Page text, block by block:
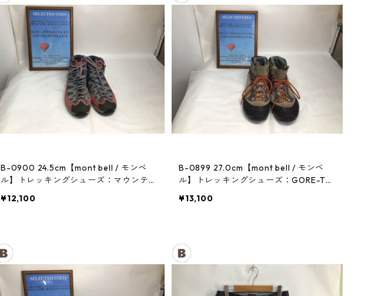
B-0900 24.5cm【mont bell / モンベ
ル】トレッキングシューズ：マウンテン
¥12,100
B-0899 27.0cm【mont bell / モンベ
ル】トレッキングシューズ：GORE-TE
¥13,100